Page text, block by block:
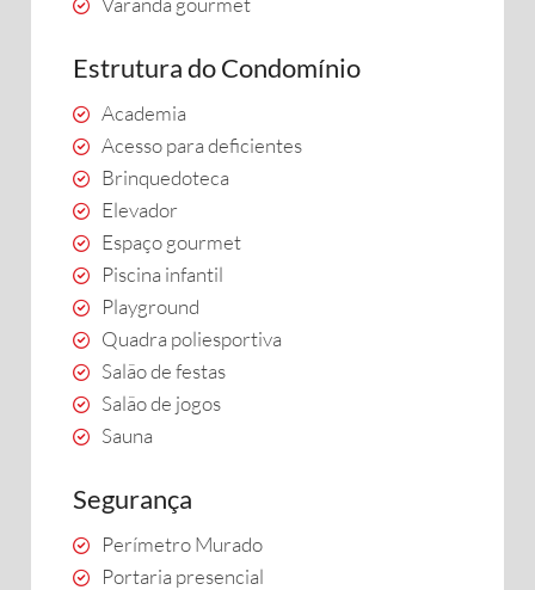
Estrutura do Condomínio
Academia
Acesso para deficientes
Brinquedoteca
Elevador
Espaço gourmet
Piscina infantil
Playground
Quadra poliesportiva
Salão de festas
Salão de jogos
Sauna
Segurança
Perímetro Murado
Portaria presencial